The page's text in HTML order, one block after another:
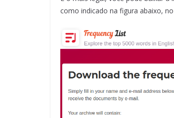
como indicado na figura abaixo,